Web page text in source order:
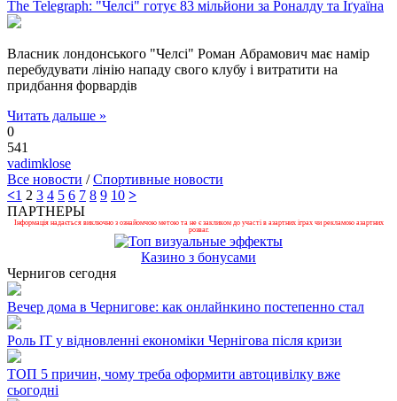
The Telegraph: "Челсі" готує 83 мільйони за Роналду та Іґуаїна
Власник лондонського "Челсі" Роман Абрамович має намір
перебудувати лінію нападу свого клубу і витратити на
придбання форвардів
Читать дальше »
0
541
vadimklose
Все новости /Спортивные новости
<1 2 3 4 5 6 7 8 9 10 >
ПАРТНЕРЫ
Інформація надається виключно з ознайомчою метою та не є закликом до участі в азартних іграх чи рекламою азартних
розваг.
Казино з бонусами
Чернигов сегодня
Вечер дома в Чернигове: как онлайнкино постепенно стал
Роль ІТ у відновленні економіки Чернігова після кризи
ТОП 5 причин, чому треба оформити автоцивілку вже
сьогодні